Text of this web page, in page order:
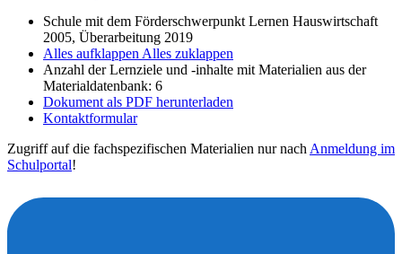
Schule mit dem Förderschwerpunkt Lernen Hauswirtschaft
2005, Überarbeitung 2019
Alles aufklappen Alles zuklappen
Anzahl der Lernziele und -inhalte mit Materialien aus der
Materialdatenbank: 6
Dokument als PDF herunterladen
Kontaktformular
Zugriff auf die fachspezifischen Materialien nur nach Anmeldung im
Schulportal!